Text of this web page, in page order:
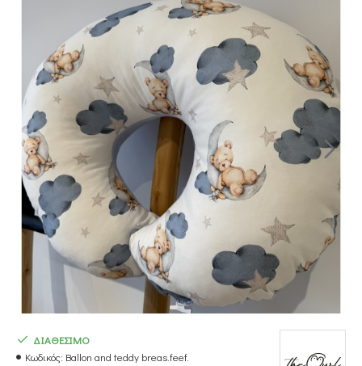
ΔΙΑΘΕΣΙΜΟ
Κωδικός: Ballon and teddy breas.feef.